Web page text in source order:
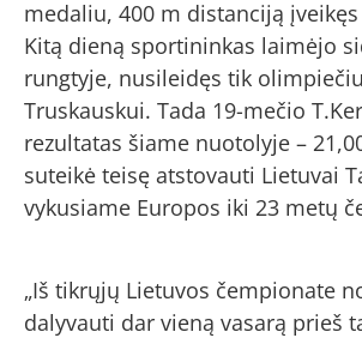
medaliu, 400 m distanciją įveikęs
Kitą dieną sportininkas laimėjo
rungtyje, nusileidęs tik
Truskauskui. Tada 19-mečio
rezultatas šiame nuotolyje –
suteikė teisę atstovauti Lietuvai
vykusiame Europos iki 23 metų
„Iš tikrųjų Lietuvos čempionate
dalyvauti dar vieną vasarą prieš